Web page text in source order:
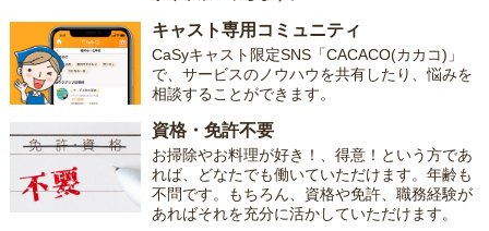
キャスト専用コミュニティ
CaSyキャスト限定SNS「CACACO(カカコ)」
で、サービスのノウハウを共有したり、悩みを
相談することができます。
資格・免許不要
お掃除やお料理が好き！、得意！という方であ
れば、どなたでも働いていただけます。年齢も
不問です。もちろん、資格や免許、職務経験が
あればそれを充分に活かしていただけます。